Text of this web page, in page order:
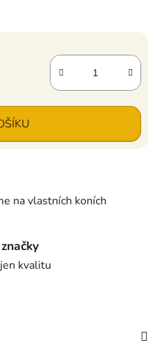
na vlastních koních
kvalitu